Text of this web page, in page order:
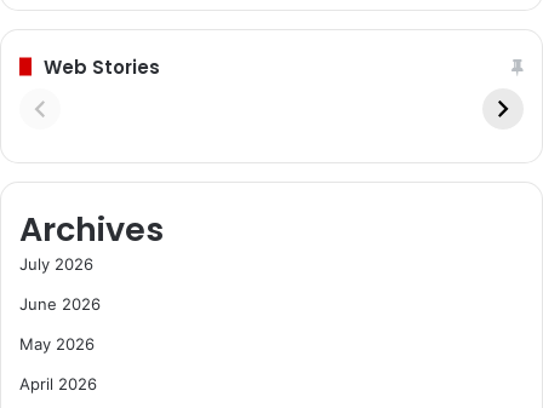
Web Stories
Archives
July 2026
June 2026
May 2026
April 2026